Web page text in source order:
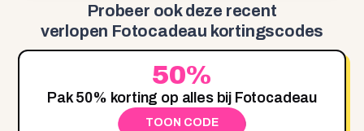
Probeer ook deze recent
verlopen Fotocadeau kortingscodes
50%
Pak 50% korting op alles bij Fotocadeau
TOON CODE